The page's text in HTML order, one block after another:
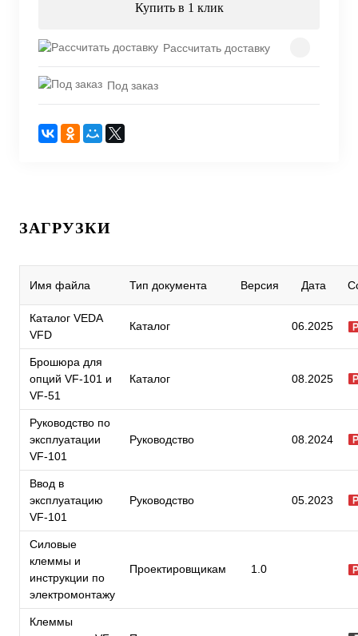
Купить в 1 клик
Рассчитать доставку
Под заказ
ЗАГРУЗКИ
Имя файла Тип документа Версия Дата
Каталог VEDA
VFD
Каталог 06.2025
Брошюра для
опций VF-101 и
VF-51
Каталог 08.2025
Руководство по
эксплуатации
VF-101
Руководство 08.2024
Ввод в
эксплуатацию
VF-101
Руководство 05.2023
Силовые
клеммы и
инструкции по
электромонтажу
Проектировщикам 1.0
Клеммы